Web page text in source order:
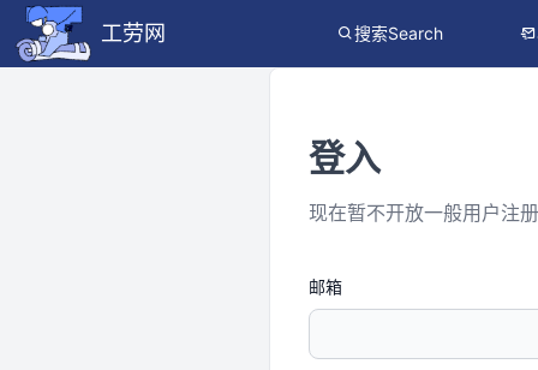
工劳网 搜索Search
登入
现在暂不开放一般用户注册
邮箱